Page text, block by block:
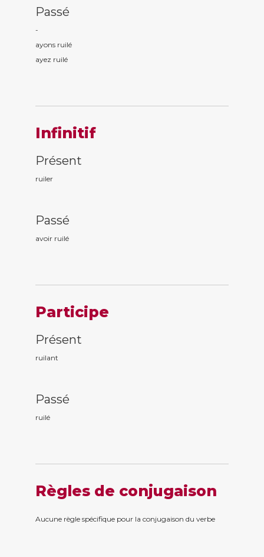
Passé
-
ayons ruilé
ayez ruilé
Infinitif
Présent
ruiler
Passé
avoir ruilé
Participe
Présent
ruilant
Passé
ruilé
Règles de conjugaison
Aucune règle spécifique pour la conjugaison du verbe